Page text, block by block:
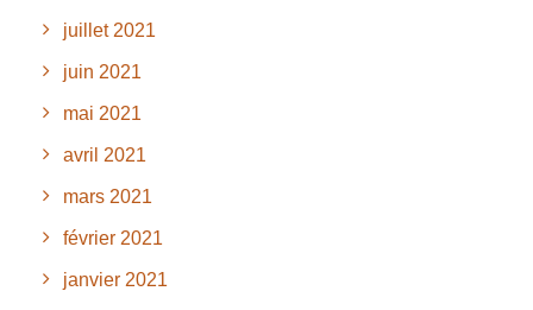
juillet 2021
juin 2021
mai 2021
avril 2021
mars 2021
février 2021
janvier 2021